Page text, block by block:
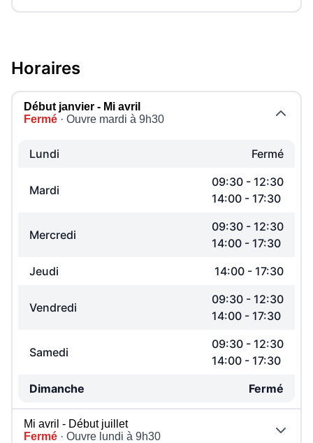
à Orthez
Horaires
Début janvier - Mi avril
Fermé · Ouvre mardi à 9h30
Lundi Fermé
Mardi
09:30 - 12:30
14:00 - 17:30
Mercredi
09:30 - 12:30
14:00 - 17:30
Jeudi
14:00 - 17:30
Vendredi
09:30 - 12:30
14:00 - 17:30
Samedi
09:30 - 12:30
14:00 - 17:30
Dimanche
Fermé
Mi avril - Début juillet
Fermé · Ouvre lundi à 9h30